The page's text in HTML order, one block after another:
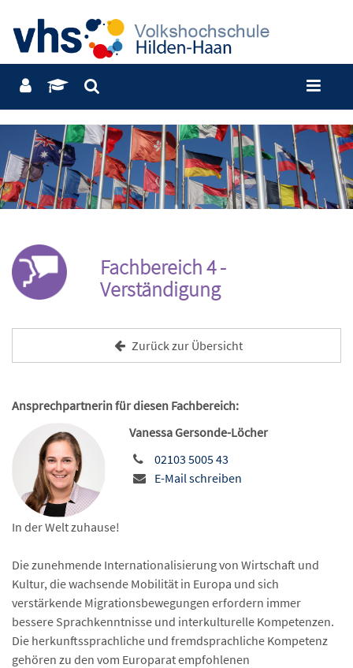
Fachbereich 4 -
Verständigung
Zurück zur Übersicht
Ansprechpartnerin für diesen Fachbereich:
Vanessa Gersonde-Löcher
02103 5005 43
E-Mail schreiben
In der Welt zuhause!
Die zunehmende Internationalisierung von Wirtschaft und
Kultur, die wachsende Mobilität in Europa und sich
verstärkende Migrationsbewegungen erfordern immer
bessere Sprachkenntnisse und interkulturelle Kompetenzen.
Die herkunftssprachliche und fremdsprachliche Kompetenz
gehören zu den vom Europarat empfohlenen